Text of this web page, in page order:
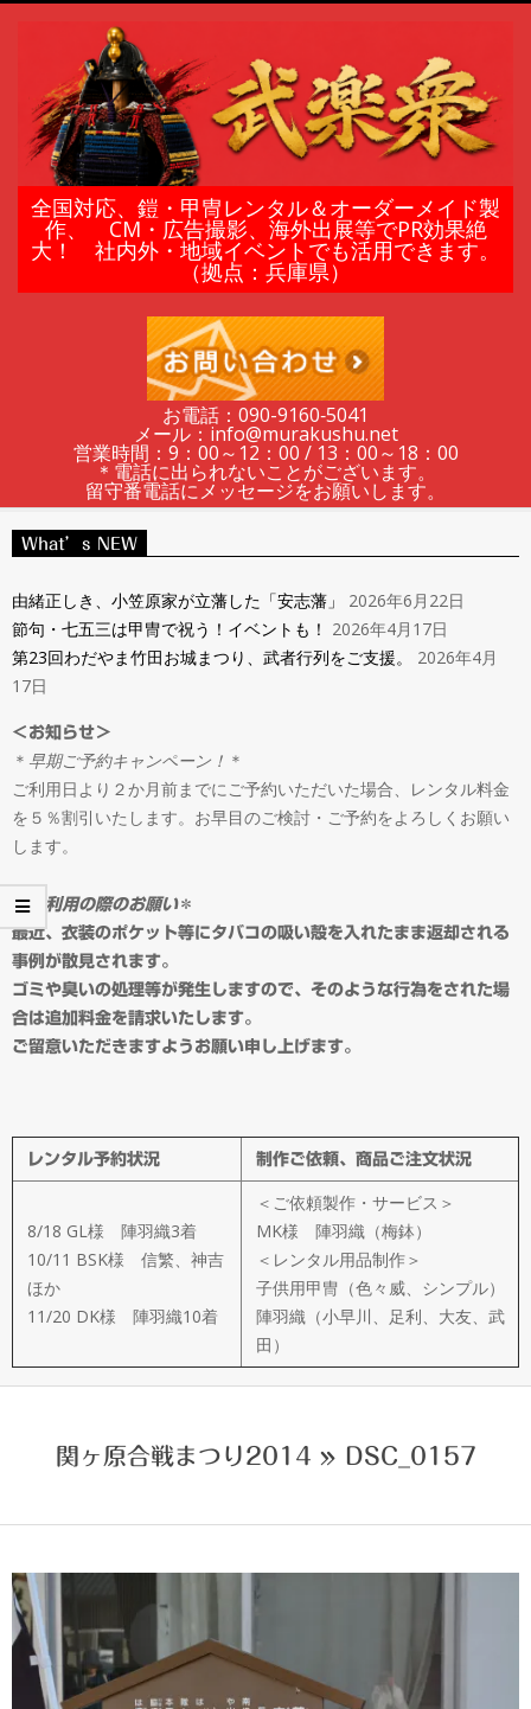
鎧
甲
レ
ン
タ
ル
＆
オ
ー
ダ
ー
メ
イ
ド
製
作
武
楽
衆
全国対応、鎧・甲冑レンタル＆オーダーメイド製
作、 CM・広告撮影、海外出展等でPR効果絶
大！ 社内外・地域イベントでも活用できます。
（拠点：兵庫県）
お電話：090-9160‐5041
メール：info@murakushu.net
営業時間：9：00～12：00 / 13：00～18：00
＊電話に出られないことがございます。
留守番電話にメッセージをお願いします。
Navigation
What’s NEW
由緒正しき、小笠原家が立藩した「安志藩」
2026年6月22日
節句・七五三は甲冑で祝う！イベントも！ 2026年4月17日
第23回わだやま竹田お城まつり、武者行列をご支援。
2026年4月
17日
＜お知らせ＞
＊ 早期ご予約キャンペーン！ ＊
ご利用日より２か月前までにご予約いただいた場合、レンタル料金
を５％割引いたします。お早目のご検討・ご予約をよろしくお願い
します。
＊ご利用の際のお願い＊
最近、衣装のポケット等にタバコの吸い殻を入れたまま返却される
事例が散見されます。
ゴミや臭いの処理等が発生しますので、そのような行為をされた場
合は追加料金を請求いたします。
ご留意いただきますようお願い申し上げます。
レンタル予約状況 制作ご依頼、商品ご注文状況
8/18 GL様 陣羽織3着
10/11 BSK様 信繁、神吉
ほか
11/20 DK様 陣羽織10着
＜ご依頼製作・サービス＞
MK様 陣羽織（梅鉢）
＜レンタル用品制作＞
子供用甲冑（色々威、シンプル）
陣羽織（小早川、足利、大友、武
田）
関ヶ原合戦まつり2014 » DSC_0157